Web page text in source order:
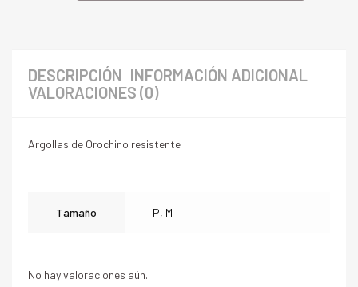
DESCRIPCIÓN INFORMACIÓN ADICIONAL
VALORACIONES (0)
Argollas de Orochino resistente
Tamaño P, M
No hay valoraciones aún.